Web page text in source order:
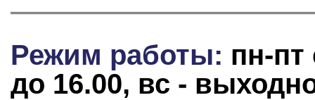
Режим работы: пн-пт
до 16.00, вс -